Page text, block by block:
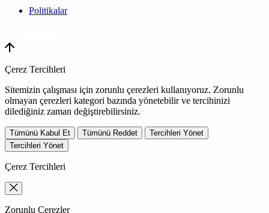
Politikalar
Çerez Tercihleri
Sitemizin çalışması için zorunlu çerezleri kullanıyoruz. Zorunlu
olmayan çerezleri kategori bazında yönetebilir ve tercihinizi
dilediğiniz zaman değiştirebilirsiniz.
Tümünü Kabul Et Tümünü Reddet
Tercihleri Yönet
Tercihleri Yönet
Çerez Tercihleri
Zorunlu Çerezler